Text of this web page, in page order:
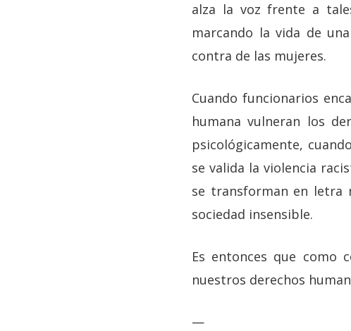
alza la voz frente a
marcando la vida de
contra de las mujeres.
Cuando funcionarios
humana vulneran los
psicológicamente,
se valida la violencia
se transforman en letra
sociedad insensible.
Es entonces que como
nuestros derechos
—